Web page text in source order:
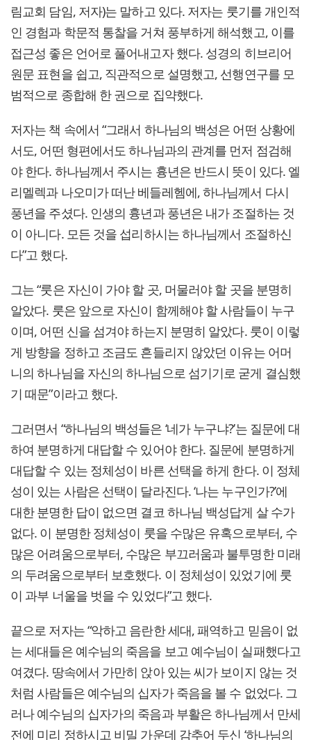
림교회 담임, 저자)는 말하고 있다. 저자는 룻기를 개인적
인 경험과 학문적 통찰을 거쳐 풍부하게 해석했고, 이를
접근성 좋은 언어로 풀어내고자 했다. 성경의 히브리어
원문 표현을 쉽고, 직관적으로 설명했고, 선행연구를 모
범적으로 종합해 한 권으로 집약했다.
저자는 책 속에서 “그래서 하나님의 백성은 어떤 상황에
서도, 어떤 형편에서도 하나님과의 관계를 먼저 점검해
야 한다. 하나님께서 주시는 흉년은 반드시 뜻이 있다. 엘
리멜렉과 나오미가 떠난 베들레헴에, 하나님께서 다시
풍년을 주셨다. 인생의 흉년과 풍년은 내가 조절하는 것
이 아니다. 모든 것을 섭리하시는 하나님께서 조절하신
다”고 했다.
그는 “룻은 자신이 가야 할 곳, 머물러야 할 곳을 분명히
알았다. 룻은 앞으로 자신이 함께해야 할 사람들이 누구
이며, 어떤 신을 섬겨야 하는지 분명히 알았다. 룻이 이렇
게 방향을 정하고 조금도 흔들리지 않았던 이유는 어머
니의 하나님을 자신의 하나님으로 섬기기로 굳게 결심했
기 때문”이라고 했다.
그러면서 “하나님의 백성들은 ‘네가 누구냐?’는 질문에 대
하여 분명하게 대답할 수 있어야 한다. 질문에 분명하게
대답할 수 있는 정체성이 바른 선택을 하게 한다. 이 정체
성이 있는 사람은 선택이 달라진다. ‘나는 누구인가?’에
대한 분명한 답이 없으면 결코 하나님 백성답게 살 수가
없다. 이 분명한 정체성이 룻을 수많은 유혹으로부터, 수
많은 어려움으로부터, 수많은 부끄러움과 불투명한 미래
의 두려움으로부터 보호했다. 이 정체성이 있었기에 룻
이 과부 너울을 벗을 수 있었다”고 했다.
끝으로 저자는 “악하고 음란한 세대, 패역하고 믿음이 없
는 세대들은 예수님의 죽음을 보고 예수님이 실패했다고
여겼다. 땅속에서 가만히 앉아 있는 씨가 보이지 않는 것
처럼 사람들은 예수님의 십자가 죽음을 볼 수 없었다. 그
러나 예수님의 십자가의 죽음과 부활은 하나님께서 만세
전에 미리 정하시고 비밀 가운데 감추어 두신 ‘하나님의